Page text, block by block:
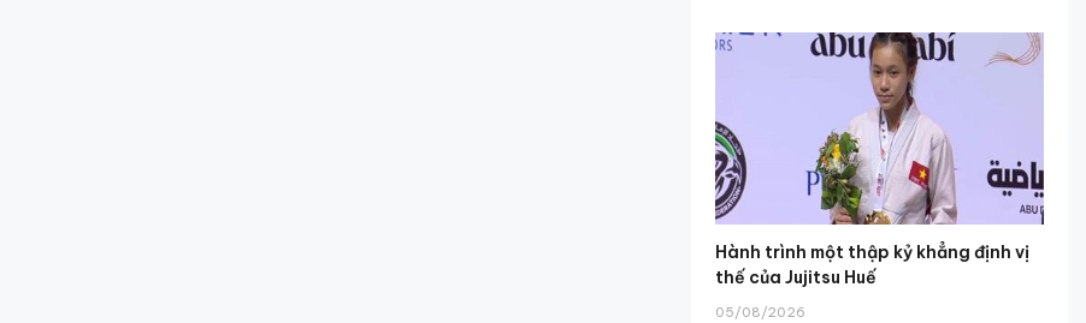
Hành trình một thập kỷ khẳng định vị
thế của Jujitsu Huế
05/08/2026